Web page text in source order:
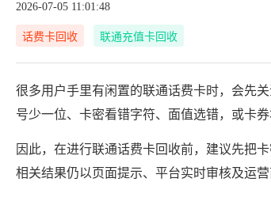
2026-07-05 11:01:48
话费卡回收 联通充值卡回收
很多用户手里有闲置的联通话费卡时，会先
号少一位、卡密看错字符、面值选错，或卡
因此，在进行联通话费卡回收前，建议先把
相关结果仍以页面提示、平台实时审核及运营